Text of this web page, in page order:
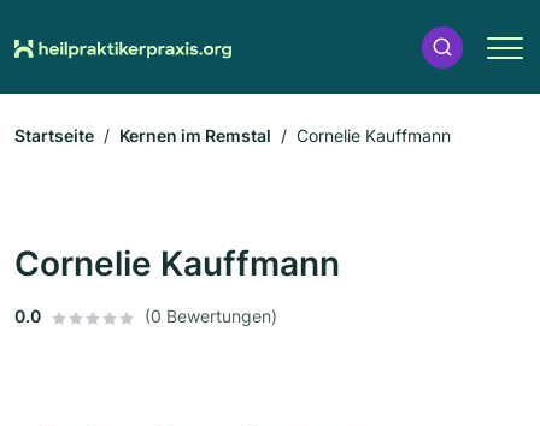
Startseite Kernen im Remstal Cornelie Kauffmann
Cornelie Kauffmann
0.0 (0 Bewertungen)